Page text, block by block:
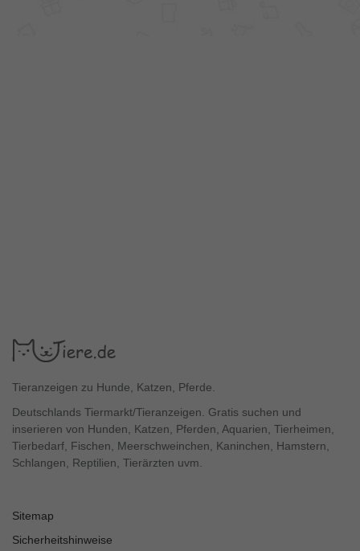
Tieranzeigen zu Hunde, Katzen, Pferde.
Deutschlands Tiermarkt/Tieranzeigen. Gratis suchen und
inserieren von Hunden, Katzen, Pferden, Aquarien, Tierheimen,
Tierbedarf, Fischen, Meerschweinchen, Kaninchen, Hamstern,
Schlangen, Reptilien, Tierärzten uvm.
Sitemap
Sicherheitshinweise